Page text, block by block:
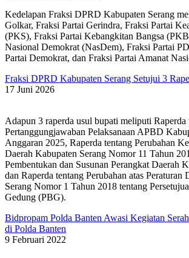
Kedelapan Fraksi DPRD Kabupaten Serang
Golkar, Fraksi Partai Gerindra, Fraksi Partai
(PKS), Fraksi Partai Kebangkitan Bangsa
Nasional Demokrat (NasDem), Fraksi Partai
Partai Demokrat, dan Fraksi Partai Amanat
Fraksi DPRD Kabupaten Serang Setujui 3
17 Juni 2026
Adapun 3 raperda usul bupati meliputi Raperda
Pertanggungjawaban Pelaksanaan APBD
Anggaran 2025, Raperda tentang Perubahan
Daerah Kabupaten Serang Nomor 11 Tahun
Pembentukan dan Susunan Perangkat Daerah
dan Raperda tentang Perubahan atas Peraturan
Serang Nomor 1 Tahun 2018 tentang
Gedung (PBG).
Bidpropam Polda Banten Awasi Kegiatan
di Polda Banten
9 Februari 2022